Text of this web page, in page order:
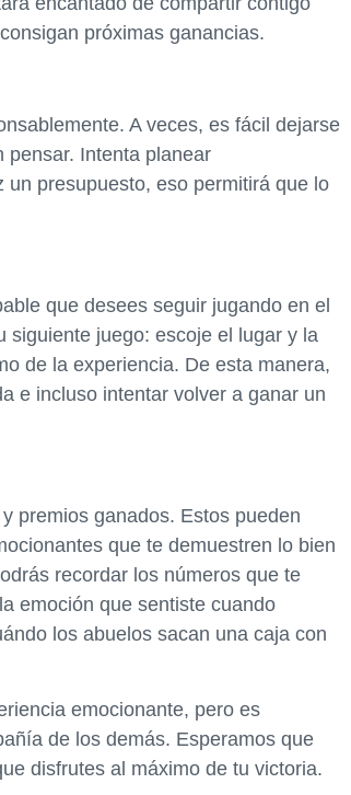
próximas ganancias.
A veces, es fácil dejarse
pensar. Intenta planear
presupuesto, eso permitirá que lo
que desees seguir jugando en el
siguiente juego: escoje el lugar y la
de la experiencia. De esta manera,
e incluso intentar volver a ganar un
premios ganados. Estos pueden
que te demuestren lo bien
recordar los números que te
emoción que sentiste cuando
los abuelos sacan una caja con
emocionante, pero es
de los demás. Esperamos que
disfrutes al máximo de tu victoria.